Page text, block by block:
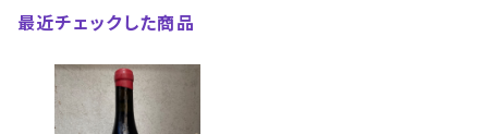
最近チェックした商品